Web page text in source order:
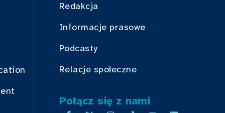
Redakcja
Informacje prasowe
Podcasty
Relacje społeczne
Połącz się z nami